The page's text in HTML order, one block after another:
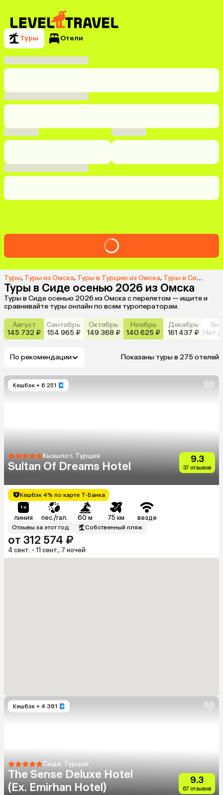
Туры Отели
Туры, Туры из Омска, Туры в Турцию из Омска, Туры в Сиде из Омска
Туры в Сиде осенью 2026 из Омска
Туры в Сиде осенью 2026 из Омска с перелетом — ищите и
сравнивайте туры онлайн по всем туроператорам.
Август
145 732 ₽
Сентябрь
154 965 ₽
Октябрь
149 368 ₽
Ноябрь
140 625 ₽
Декабрь
161 437 ₽ Нет
По рекомендации Показаны туры в 275 отелей
Кешбэк + 6 251
Кызылот, Турция
Sultan Of Dreams Hotel
9.3
37 отзывов
Кешбэк 4% по карте Т-Банка
линия пес./гал. 60 м 75 км везде
Отзывы за этот год Собственный пляж
от 312 574 ₽
4 сент. - 11 сент., 7 ночей
Кешбэк + 4 381
Сиде, Турция
The Sense Deluxe Hotel
(Ex. Emirhan Hotel)
9.3
67 отзывов